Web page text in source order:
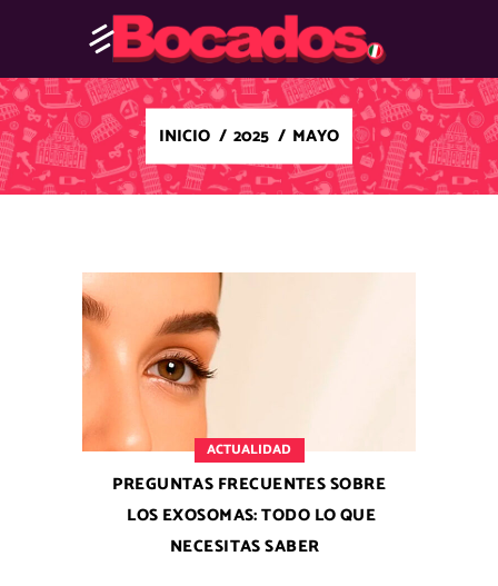
INICIO / 2025 / MAYO
ACTUALIDAD
PREGUNTAS FRECUENTES SOBRE
LOS EXOSOMAS: TODO LO QUE
NECESITAS SABER